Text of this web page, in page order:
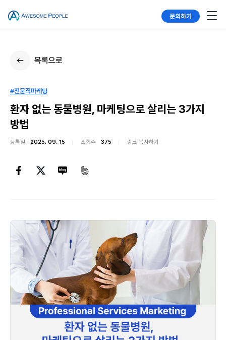
문의하기
목록으로
#전문직마케팅
환자 없는 동물병원, 마케팅으로 살리는 3가지
방법
등록일 2025. 09. 15 조회수 375 링크 복사하기